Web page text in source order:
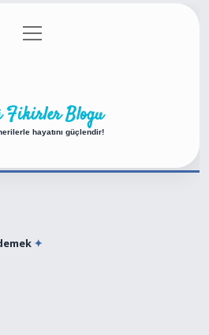
Politikası
menüyü
aç
Fikirler Blogu
hayatını güçlendir!